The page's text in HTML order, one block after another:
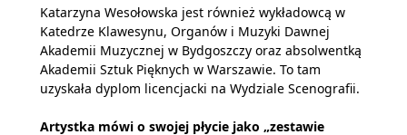
Katarzyna Wesołowska jest również wykładowcą w
Katedrze Klawesynu, Organów i Muzyki Dawnej
Akademii Muzycznej w Bydgoszczy oraz absolwentką
Akademii Sztuk Pięknych w Warszawie. To tam
uzyskała dyplom licencjacki na Wydziale Scenografii.
Artystka mówi o swojej płycie jako „zestawie